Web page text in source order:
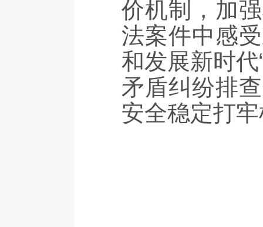
价机制，加
法案件中感
和发展新时
矛盾纠纷排
安全稳定打